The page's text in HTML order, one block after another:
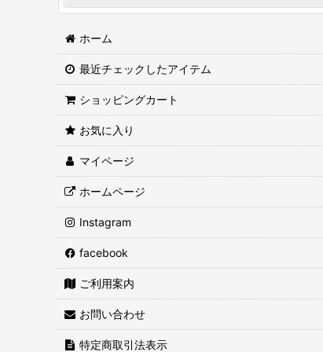
【 堀河屋の贈り物 】
【しょうゆ】
【おかずみそ】
【 みそ 】
【 おすすめ食材 】
【バーチャル蔵見学】
醤油
徑山寺味噌
味噌
合わせ味噌
赤味噌
白味噌
もろみ
おすすめ食材
1,000円 以下
ホーム
最近チェックしたアイテム
ショッピングカート
お気に入り
マイページ
ホームページ
Instagram
facebook
ご利用案内
お問い合わせ
特定商取引法表示